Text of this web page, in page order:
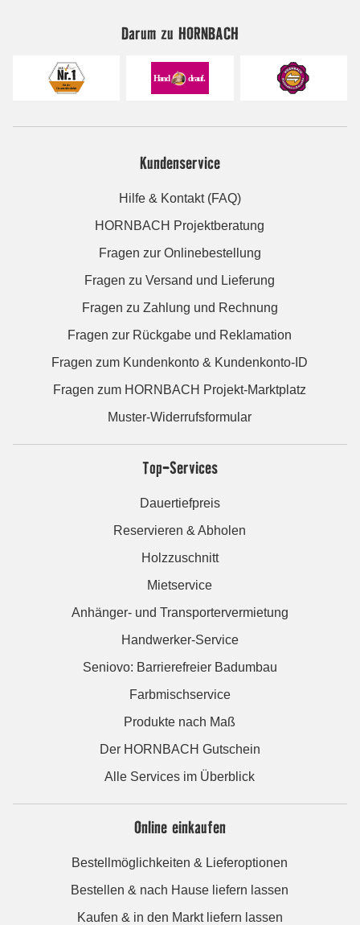
Darum zu HORNBACH
Kundenservice
Hilfe & Kontakt (FAQ)
HORNBACH Projektberatung
Fragen zur Onlinebestellung
Fragen zu Versand und Lieferung
Fragen zu Zahlung und Rechnung
Fragen zur Rückgabe und Reklamation
Fragen zum Kundenkonto & Kundenkonto-ID
Fragen zum HORNBACH Projekt-Marktplatz
Muster-Widerrufsformular
Top-Services
Dauertiefpreis
Reservieren & Abholen
Holzzuschnitt
Mietservice
Anhänger- und Transportervermietung
Handwerker-Service
Seniovo: Barrierefreier Badumbau
Farbmischservice
Produkte nach Maß
Der HORNBACH Gutschein
Alle Services im Überblick
Online einkaufen
Bestellmöglichkeiten & Lieferoptionen
Bestellen & nach Hause liefern lassen
Kaufen & in den Markt liefern lassen